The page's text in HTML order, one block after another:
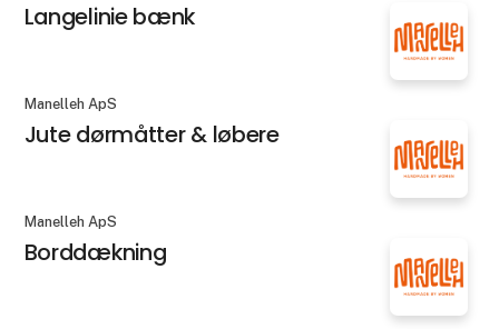
Langelinie bænk
Manelleh ApS
Jute dørmåtter & løbere
Manelleh ApS
Borddækning